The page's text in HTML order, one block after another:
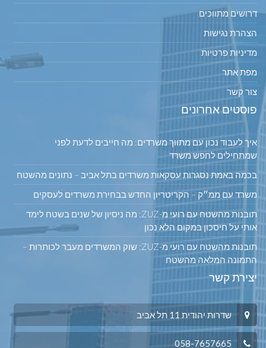
דרושים מתווכים
הצהרת נגישות
מדיניות פרטיות
מפת אתר
צור קשר
פוסטים אחרונים
איך לעבוד נכון עם מתווך משרדים: מה חייבים לדעת לפני
שמתחילים לחפש משרד
בכמה באמת נסגרות עסקאות משרדים בתל אביב – נתונים מהשטח
משרד עם ממ״ק – הקריטריון החדש בבחירת משרדים לעסקים
תובנות מהשטח עם רועי מ-ZUZ: מה ניסיון של שנים בשטח לימד
אותי על חיסכון במקום הלא נכון
תובנות מהשטח עם רועי מ-ZUZ: שוק המשרדים מעבר לכותרות –
התמונה המלאה מהשטח
יצירת קשר
שדרות יהודית 11 תל אביב